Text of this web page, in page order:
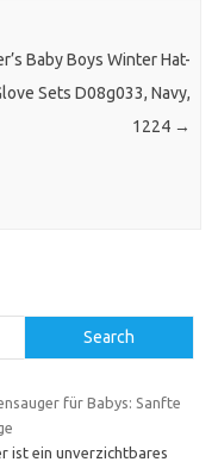
Baby Boys Winter Hat-
Sets D08g033, Navy,
1224 →
Search
für Babys: Sanfte
ist ein unverzichtbares